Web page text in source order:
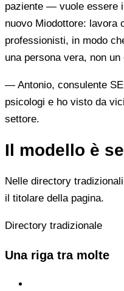
paziente — vuole essere
nuovo Miodottore: lavora
professionisti, in modo
una persona vera, non
— Antonio, consulente
psicologi e ho visto da
settore.
Il modello è
Nelle directory
il titolare della pagina.
Directory tradizionale
Una riga tra molte